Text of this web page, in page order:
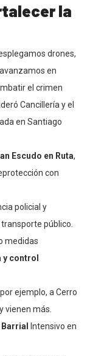
la
drones,
en
el crimen
Cancillería y el
en Santiago
Escudo en Ruta,
con
policial y
público.
medidas
control
ejemplo, a Cerro
vienen más.
Intensivo en